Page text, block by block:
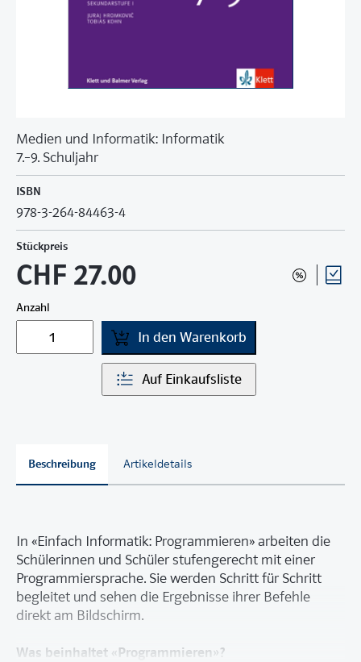
Medien und Informatik: Informatik
7.–9. Schuljahr
ISBN
978-3-264-84463-4
Stückpreis
CHF 27.00
Anzahl
In den Warenkorb
Auf Einkaufsliste
Beschreibung Artikeldetails
In «Einfach Informatik: Programmieren» arbeiten die
Schülerinnen und Schüler stufengerecht mit einer
Programmiersprache. Sie werden Schritt für Schritt
begleitet und sehen die Ergebnisse ihrer Befehle
direkt am Bildschirm.
Was beinhaltet «Programmieren»?